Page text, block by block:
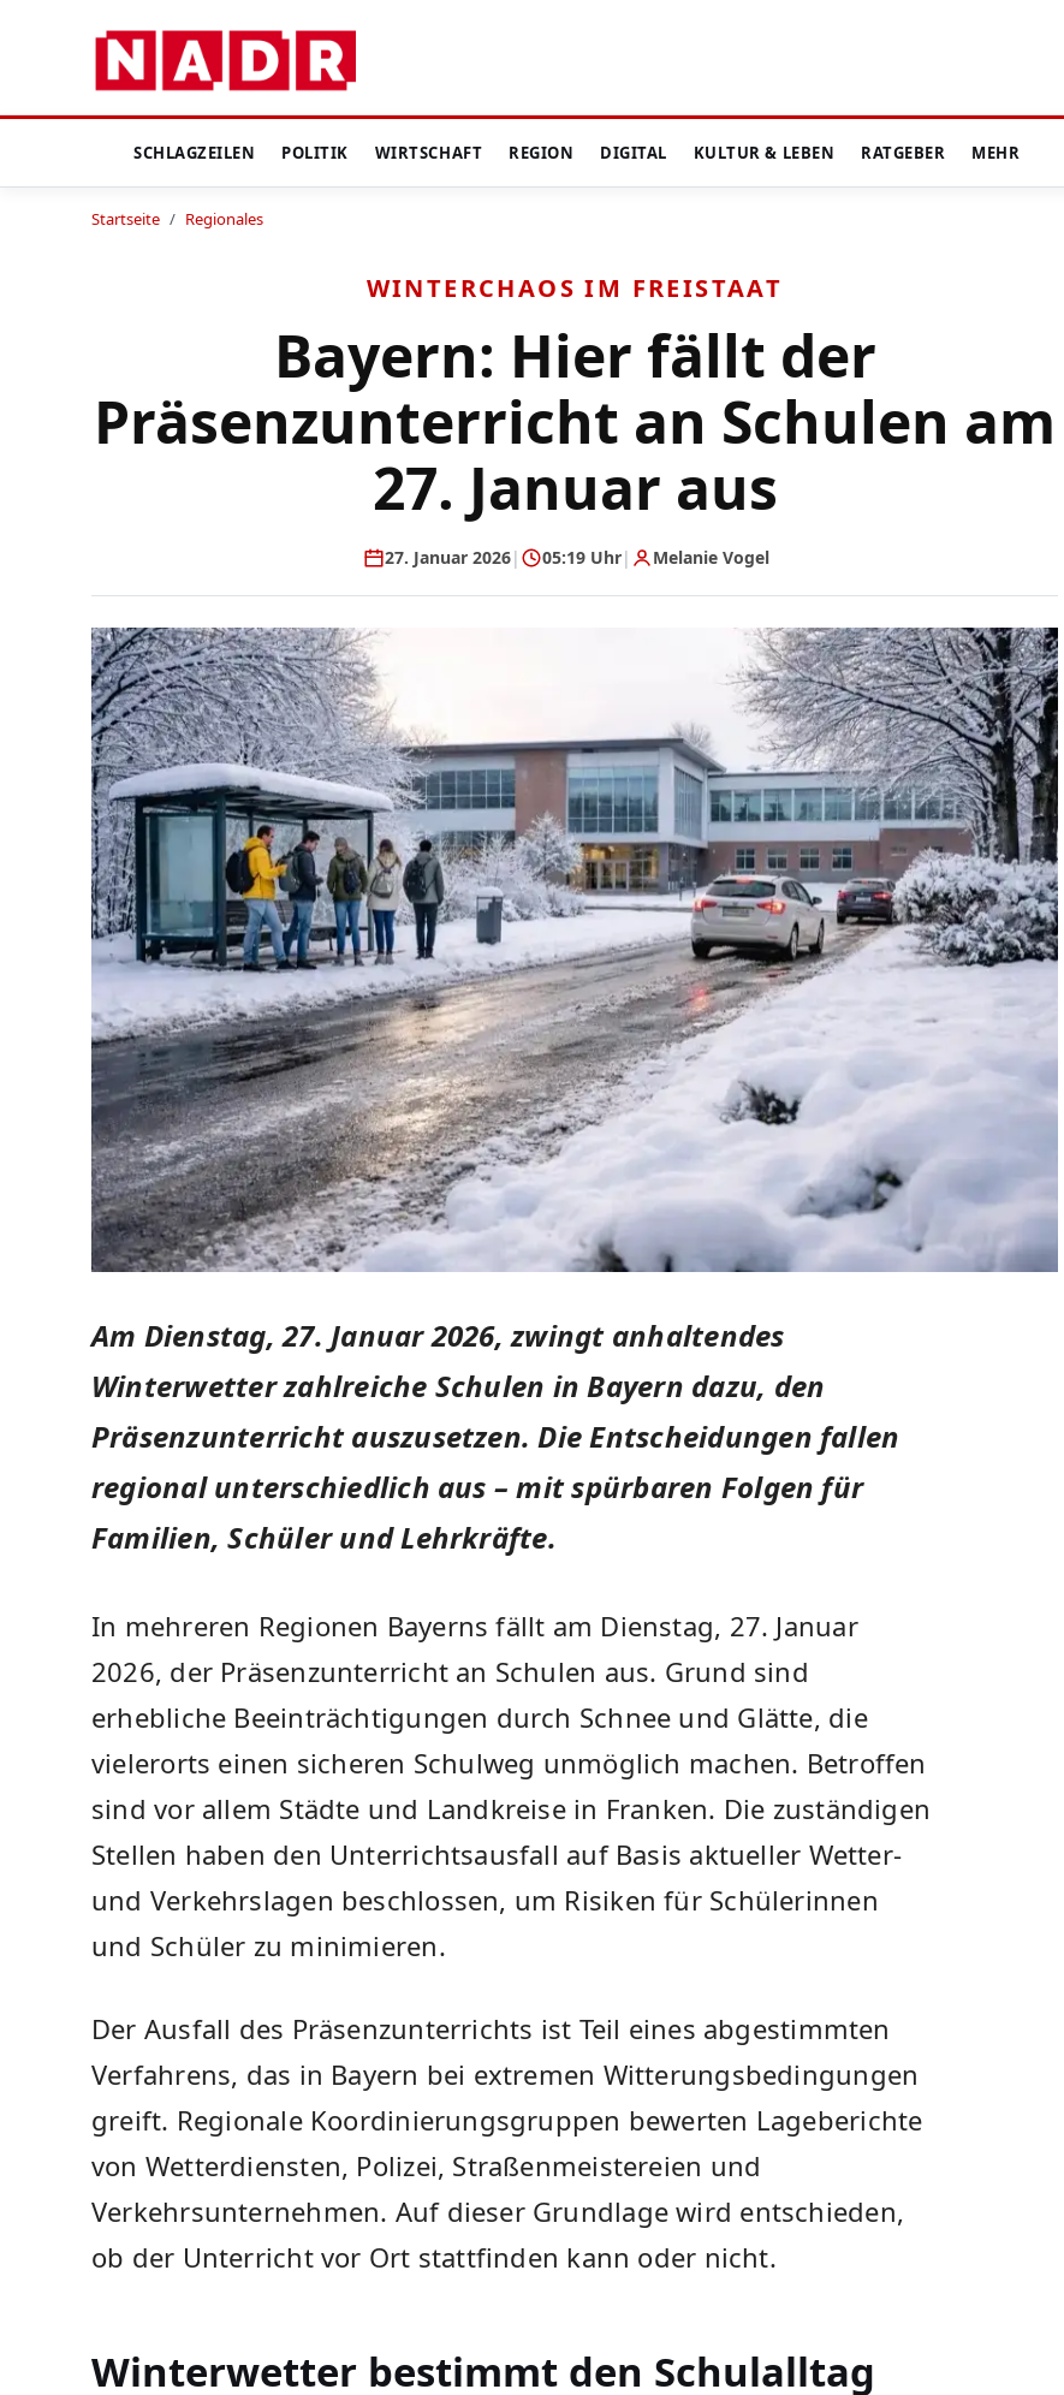
SCHLAGZEILEN POLITIK WIRTSCHAFT REGION DIGITAL KULTUR & LEBEN RATGEBER MEHR
Startseite / Regionales
WINTERCHAOS IM FREISTAAT
Bayern: Hier fällt der
Präsenzunterricht an Schulen am
27. Januar aus
27. Januar 2026| 05:19 Uhr| Melanie Vogel
Am Dienstag, 27. Januar 2026, zwingt anhaltendes
Winterwetter zahlreiche Schulen in Bayern dazu, den
Präsenzunterricht auszusetzen. Die Entscheidungen fallen
regional unterschiedlich aus – mit spürbaren Folgen für
Familien, Schüler und Lehrkräfte.
In mehreren Regionen Bayerns fällt am Dienstag, 27. Januar
2026, der Präsenzunterricht an Schulen aus. Grund sind
erhebliche Beeinträchtigungen durch Schnee und Glätte, die
vielerorts einen sicheren Schulweg unmöglich machen. Betroffen
sind vor allem Städte und Landkreise in Franken. Die zuständigen
Stellen haben den Unterrichtsausfall auf Basis aktueller Wetter-
und Verkehrslagen beschlossen, um Risiken für Schülerinnen
und Schüler zu minimieren.
Der Ausfall des Präsenzunterrichts ist Teil eines abgestimmten
Verfahrens, das in Bayern bei extremen Witterungsbedingungen
greift. Regionale Koordinierungsgruppen bewerten Lageberichte
von Wetterdiensten, Polizei, Straßenmeistereien und
Verkehrsunternehmen. Auf dieser Grundlage wird entschieden,
ob der Unterricht vor Ort stattfinden kann oder nicht.
Winterwetter bestimmt den Schulalltag